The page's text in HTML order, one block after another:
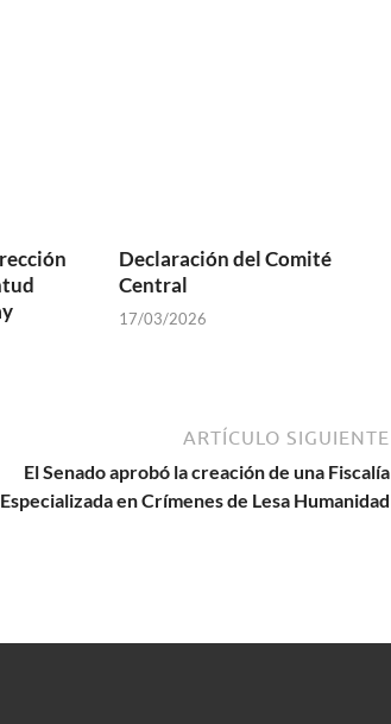
Declaración del Comité
Central
17/03/2026
ARTÍCULO SIGUIENTE
El Senado aprobó la creación de una Fiscalía
Especializada en Crímenes de Lesa Humanidad